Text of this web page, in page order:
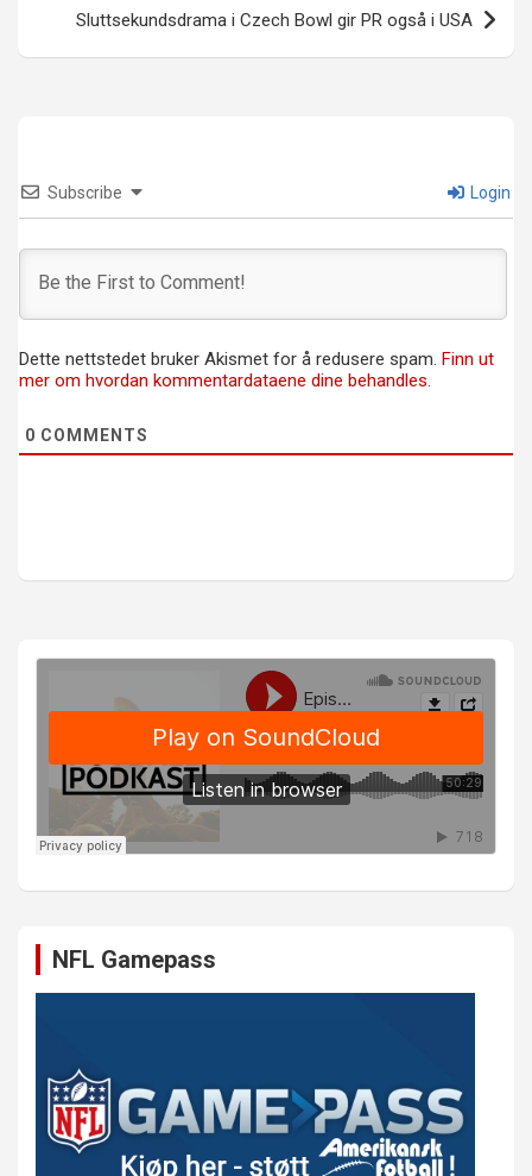
Sluttsekundsdrama i Czech Bowl gir PR også i USA
Subscribe Login
Dette nettstedet bruker Akismet for å redusere spam. Finn ut
mer om hvordan kommentardataene dine behandles.
0 COMMENTS
NFL Gamepass